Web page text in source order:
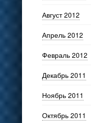
Август 2012
Апрель 2012
Февраль 2012
Декабрь 2011
Ноябрь 2011
Октябрь 2011